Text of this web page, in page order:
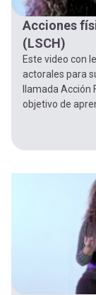
Acciones
(LSCH)
Este video con
actorales para
llamada Acción
objetivo de